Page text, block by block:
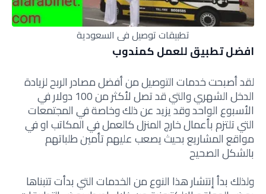
تطبيقات توصيل في السعودية
افضل تطبيق للعمل كمندوب
لقد أصبحت خدمات التوصيل من أفضل مصادر الربح لزيادة
الدخل الشهري والتي قد تصل لأكثر من 100 دولار في
الأسبوع الواحد وقد يزيد عن ذلك وخاصة في المجتمعات
التي تلتزم بأعمال خارج المنزل كالعمل في المكاتب او في
مواقع المشاريع بحيث يصعب عليهم تأمين طلباتهم
بالشكل الصحيح
ولذلك بدأ إنتشار هذا النوع من الخدمات التي بدأت تتبناها